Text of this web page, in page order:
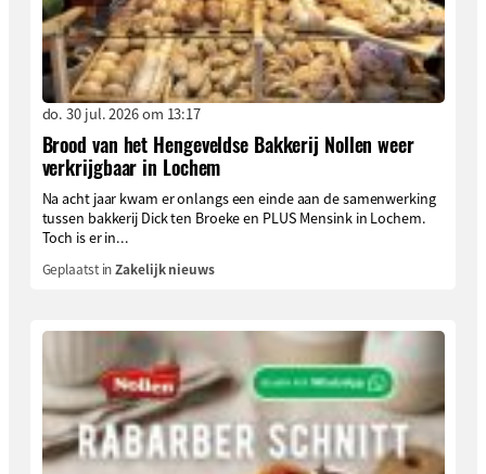
do. 30 jul. 2026 om 13:17
Brood van het Hengeveldse Bakkerij Nollen weer
verkrijgbaar in Lochem
Na acht jaar kwam er onlangs een einde aan de samenwerking
tussen bakkerij Dick ten Broeke en PLUS Mensink in Lochem.
Toch is er in...
Geplaatst inZakelijk nieuws